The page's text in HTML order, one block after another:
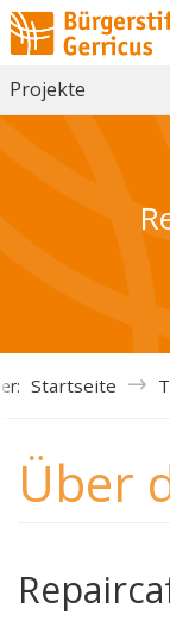
Projekte
Startseite
Über